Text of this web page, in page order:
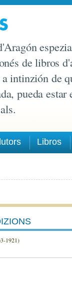
de libros
intinzión de
pueda estar
Libros
1921)